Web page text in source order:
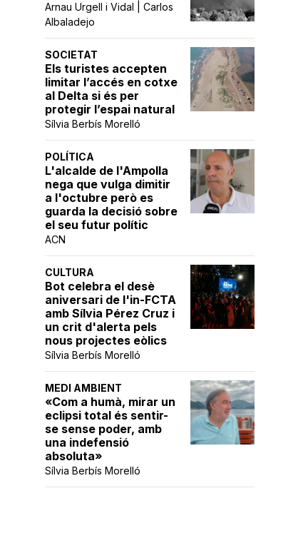
Arnau Urgell i Vidal | Carlos
Albaladejo
SOCIETAT
Els turistes accepten
limitar l’accés en cotxe
al Delta si és per
protegir l’espai natural
Sílvia Berbís Morelló
POLÍTICA
L'alcalde de l'Ampolla
nega que vulga dimitir
a l'octubre però es
guarda la decisió sobre
el seu futur polític
ACN
CULTURA
Bot celebra el desè
aniversari de l'in-FCTA
amb Sílvia Pérez Cruz i
un crit d'alerta pels
nous projectes eòlics
Sílvia Berbís Morelló
MEDI AMBIENT
«Com a humà, mirar un
eclipsi total és sentir-
se sense poder, amb
una indefensió
absoluta»
Sílvia Berbís Morelló